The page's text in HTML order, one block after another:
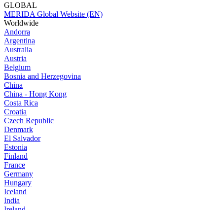
GLOBAL
MERIDA Global Website (EN)
Worldwide
Andorra
Argentina
Australia
Austria
Belgium
Bosnia and Herzegovina
China
China - Hong Kong
Costa Rica
Croatia
Czech Republic
Denmark
El Salvador
Estonia
Finland
France
Germany
Hungary
Iceland
India